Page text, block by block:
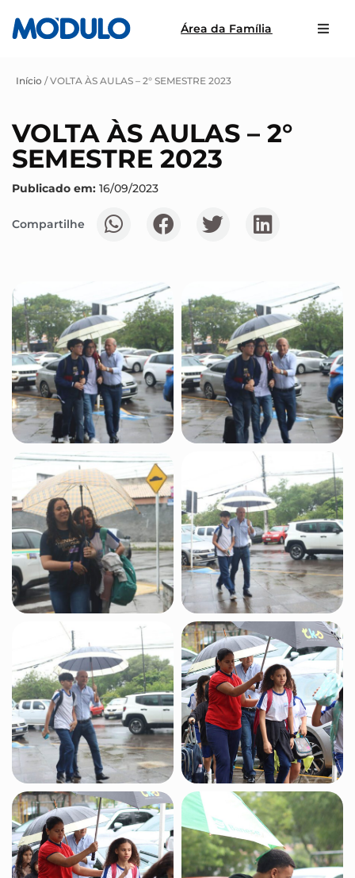
Área da Família
Início /VOLTA ÀS AULAS – 2° SEMESTRE 2023
VOLTA ÀS AULAS – 2°
SEMESTRE 2023
Publicado em: 16/09/2023
Compartilhe